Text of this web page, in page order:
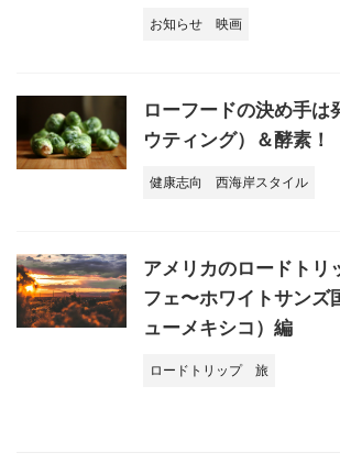
お知らせ 映画
ローフードの決め手は
ウティング）＆酵素！
健康志向 西海岸スタイル
アメリカのロードトリ
フェ〜ホワイトサンズ
ューメキシコ）編
ロードトリップ 旅